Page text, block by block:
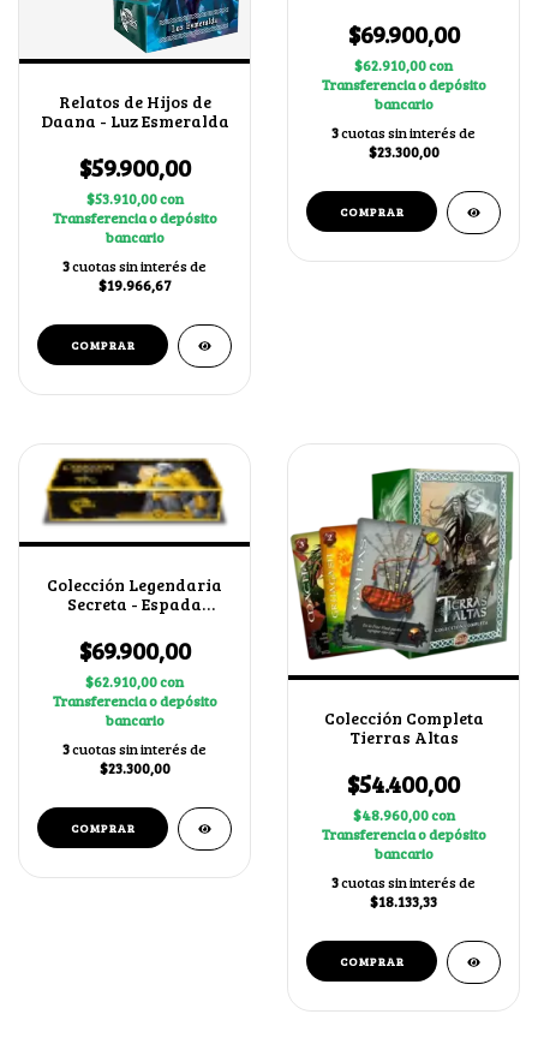
Relatos de Hijos de
Daana - Luz Esmeralda
$59.900,00
$53.910,00con
Transferencia o depósito
bancario
3cuotas sin interés de
$19.966,67
$69.900,00
$62.910,00con
Transferencia o depósito
bancario
3cuotas sin interés de
$23.300,00
Colección Legendaria
Secreta - Espada
$69.900,00
$62.910,00con
Transferencia o depósito
bancario
3cuotas sin interés de
$23.300,00
Colección Completa
Tierras Altas
$54.400,00
$48.960,00con
Transferencia o depósito
bancario
3cuotas sin interés de
$18.133,33